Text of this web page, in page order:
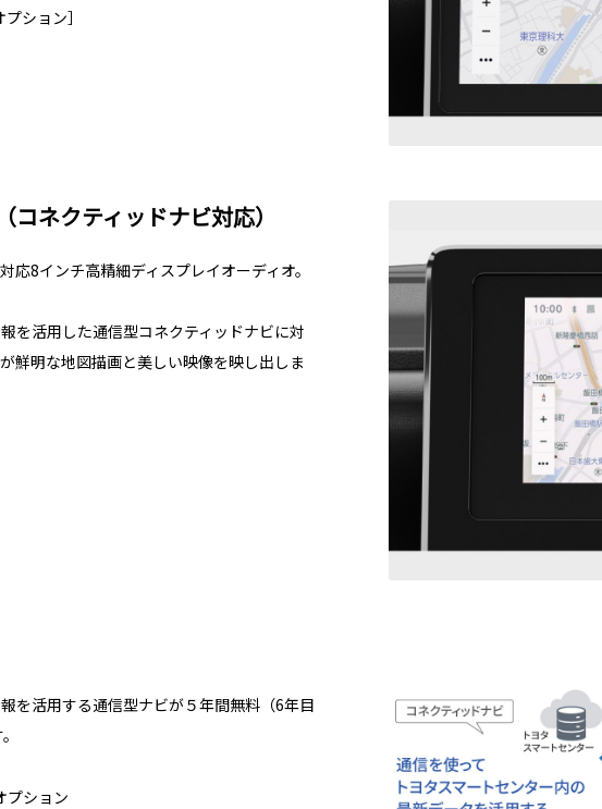
ション］
ネクティッドナビ対応）
応8インチ高精細ディスプレイオーディオ。
を活用した通信型コネクティッドナビに対
鮮明な地図描画と美しい映像を映し出しま
を活用する通信型ナビが５年間無料（6年目
プション